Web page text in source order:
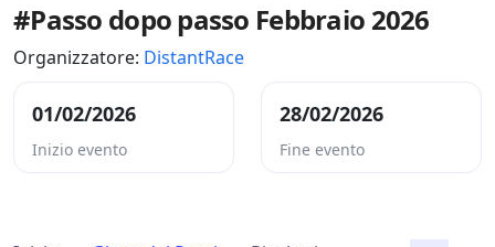
#Passo dopo passo Febbraio 2026
Organizzatore: DistantRace
01/02/2026
Inizio evento
28/02/2026
Fine evento